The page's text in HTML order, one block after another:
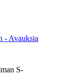
- Avauksia
S-